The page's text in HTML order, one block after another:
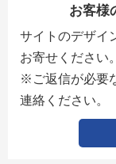
お客様
サイトのデザイ
お寄せください。
※ご返信が必要
連絡ください。